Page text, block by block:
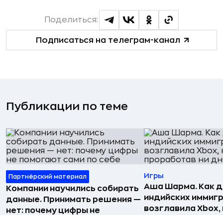
Подписаться на телеграм-канал
Поделиться:
Публикации по теме
Партнёрский материал
Компании научились собирать
данные. Принимать решения —
нет: почему цифры не
Игры
Аша Шарма. Как
индийских
возглавила Xbox,